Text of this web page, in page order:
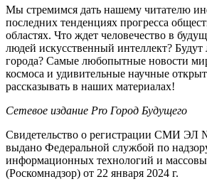
Мы стремимся дать нашему читателю
последних тенденциях прогресса
областях. Что ждет человечество в
людей искусственный интеллект?
города? Самые любопытные новости
космоса и удивительные научные
рассказывать в наших материалах!
Сетевое издание Pro Город Будущего
Свидетельство о регистрации СМИ
выдано Федеральной службой по
информационных технологий и
(Роскомнадзор) от 22 января 2024 г.